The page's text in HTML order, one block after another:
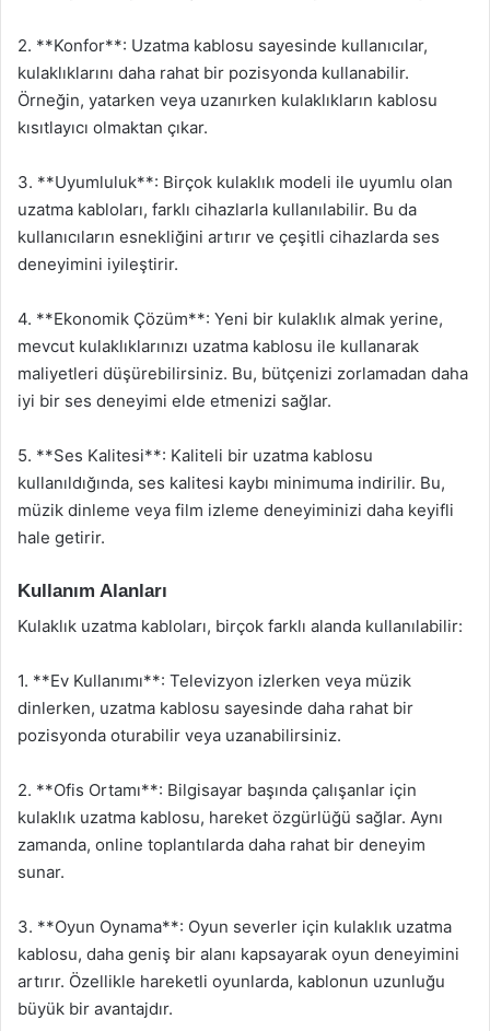
2. **Konfor**: Uzatma kablosu sayesinde kullanıcılar,
kulaklıklarını daha rahat bir pozisyonda kullanabilir.
Örneğin, yatarken veya uzanırken kulaklıkların kablosu
kısıtlayıcı olmaktan çıkar.
3. **Uyumluluk**: Birçok kulaklık modeli ile uyumlu olan
uzatma kabloları, farklı cihazlarla kullanılabilir. Bu da
kullanıcıların esnekliğini artırır ve çeşitli cihazlarda ses
deneyimini iyileştirir.
4. **Ekonomik Çözüm**: Yeni bir kulaklık almak yerine,
mevcut kulaklıklarınızı uzatma kablosu ile kullanarak
maliyetleri düşürebilirsiniz. Bu, bütçenizi zorlamadan daha
iyi bir ses deneyimi elde etmenizi sağlar.
5. **Ses Kalitesi**: Kaliteli bir uzatma kablosu
kullanıldığında, ses kalitesi kaybı minimuma indirilir. Bu,
müzik dinleme veya film izleme deneyiminizi daha keyifli
hale getirir.
Kullanım Alanları
Kulaklık uzatma kabloları, birçok farklı alanda kullanılabilir:
1. **Ev Kullanımı**: Televizyon izlerken veya müzik
dinlerken, uzatma kablosu sayesinde daha rahat bir
pozisyonda oturabilir veya uzanabilirsiniz.
2. **Ofis Ortamı**: Bilgisayar başında çalışanlar için
kulaklık uzatma kablosu, hareket özgürlüğü sağlar. Aynı
zamanda, online toplantılarda daha rahat bir deneyim
sunar.
3. **Oyun Oynama**: Oyun severler için kulaklık uzatma
kablosu, daha geniş bir alanı kapsayarak oyun deneyimini
artırır. Özellikle hareketli oyunlarda, kablonun uzunluğu
büyük bir avantajdır.